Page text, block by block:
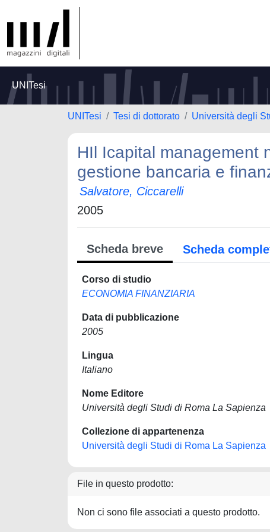
UNITesi
UNITesi Tesi di dottorato Università degli
HIl Icapital management
gestione bancaria e
Salvatore, Ciccarelli
2005
Scheda breve Scheda
Corso di studio
ECONOMIA FINANZIARIA
Data di pubblicazione
2005
Lingua
Italiano
Nome Editore
Università degli Studi di Roma La Sapienza
Collezione di appartenenza
Università degli Studi di Roma La Sapienza
File in questo prodotto:
Non ci sono file associati a questo prodotto.